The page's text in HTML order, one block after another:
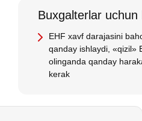
Buхgalterlar
EHF хavf darajasini
qanday ishlaydi, «qizil»
olinganda qanday
kerak